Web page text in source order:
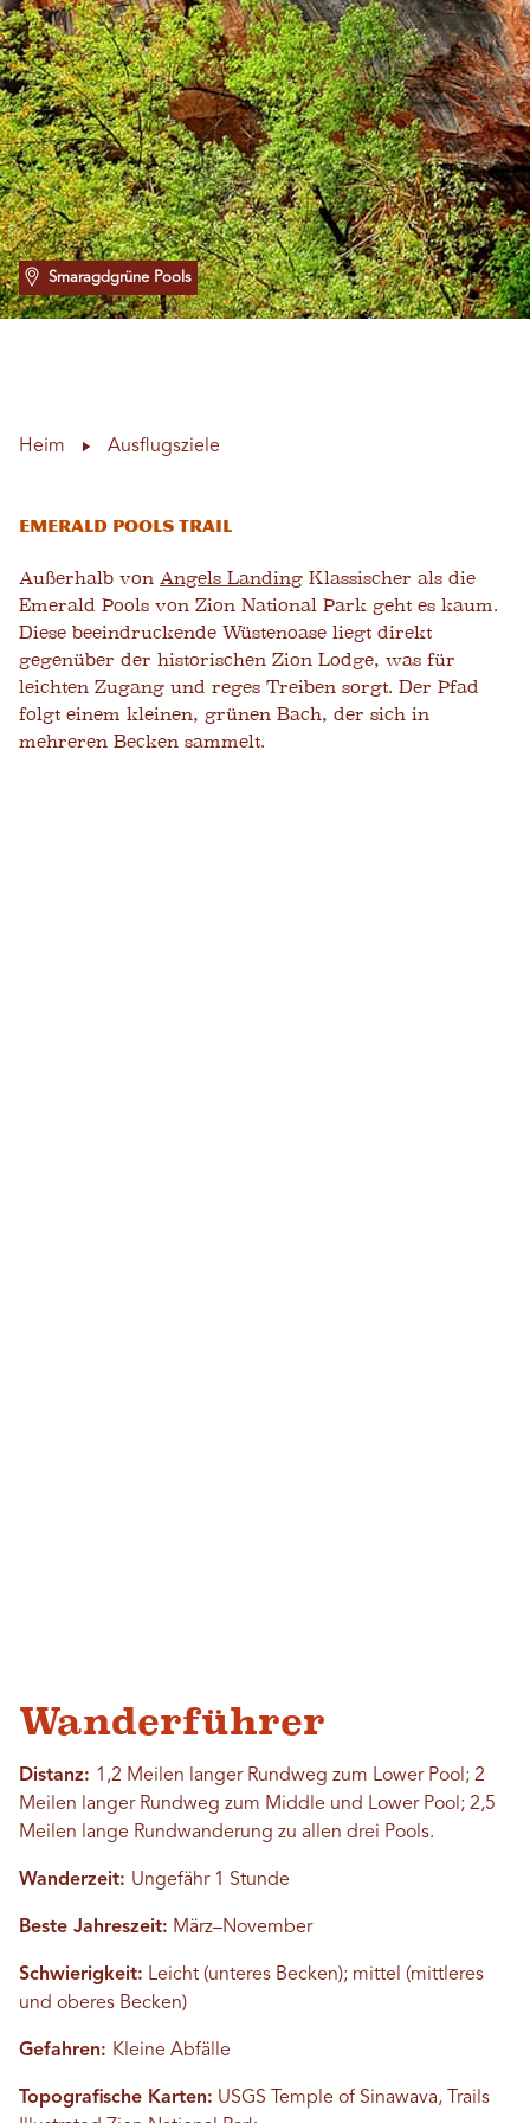
Smaragdgrüne Pools
Heim Ausflugsziele
Emerald Pools Trail
Außerhalb von Angels Landing Klassischer als die
Emerald Pools von Zion National Park geht es kaum.
Diese beeindruckende Wüstenoase liegt direkt
gegenüber der historischen Zion Lodge, was für
leichten Zugang und reges Treiben sorgt. Der Pfad
folgt einem kleinen, grünen Bach, der sich in
mehreren Becken sammelt.
Wanderführer
Distanz: 1,2 Meilen langer Rundweg zum Lower Pool; 2
Meilen langer Rundweg zum Middle und Lower Pool; 2,5
Meilen lange Rundwanderung zu allen drei Pools.
Wanderzeit: Ungefähr 1 Stunde
Beste Jahreszeit: März–November
Schwierigkeit: Leicht (unteres Becken); mittel (mittleres
und oberes Becken)
Gefahren: Kleine Abfälle
Topografische Karten: USGS Temple of Sinawava, Trails